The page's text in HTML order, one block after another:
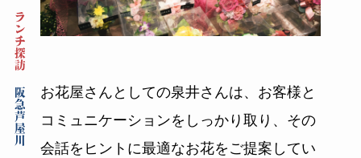
ランチ探訪
阪急芦屋川
お花屋さんとしての泉井さんは、お客様と
コミュニケーションをしっかり取り、その
会話をヒントに最適なお花をご提案してい